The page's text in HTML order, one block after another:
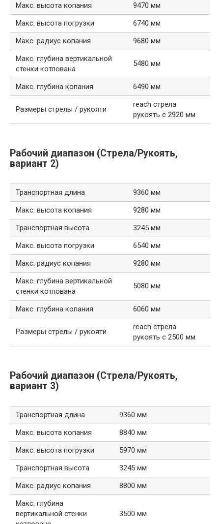
Макс. высота копания
9470 мм
Макс. высота погрузки
6740 мм
Макс. радиус копания
9680 мм
Макс. глубина вертикальной
стенки котлована
5480 мм
Макс. глубина копания 6490 мм
Размеры стрелы / рукояти
reach стрела
рукоять с 2920 мм
Рабочий диапазон (Стрела/Рукоять,
вариант 2)
Транспортная длина
9360 мм
Макс. высота копания
9280 мм
Транспортная высота
3245 мм
Макс. высота погрузки
6540 мм
Макс. радиус копания
9280 мм
Макс. глубина вертикальной
стенки котлована
5080 мм
Макс. глубина копания 6060 мм
Размеры стрелы / рукояти
reach стрела
рукоять с 2500 мм
Рабочий диапазон (Стрела/Рукоять,
вариант 3)
Транспортная длина
9360 мм
Макс. высота копания
8840 мм
Макс. высота погрузки
5970 мм
Транспортная высота
3245 мм
Макс. радиус копания
8800 мм
Макс. глубина
вертикальной стенки
3500 мм